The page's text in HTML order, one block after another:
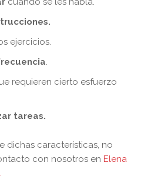
ejercicios.
.
requieren cierto esfuerzo
tareas.
dichas características, no
con nosotros en Elena